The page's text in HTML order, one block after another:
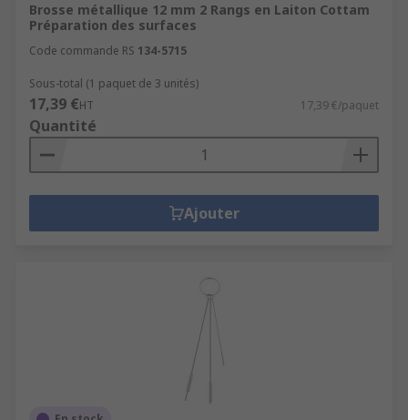
Brosse métallique 12 mm 2 Rangs en Laiton Cottam
Préparation des surfaces
Code commande RS 134-5715
Sous-total (1 paquet de 3 unités)
17,39 €HT 17,39 €/paquet
Quantité
Ajouter